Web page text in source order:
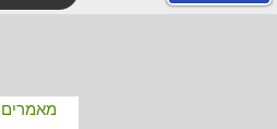
מאמרים